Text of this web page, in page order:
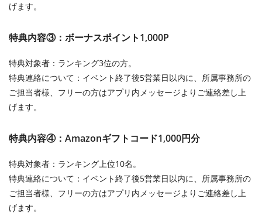
げます。
特典内容③：ボーナスポイント1,000P
特典対象者：ランキング3位の方。
特典連絡について：イベント終了後5営業日以内に、所属事務所の
ご担当者様、フリーの方はアプリ内メッセージよりご連絡差し上
げます。
特典内容④：Amazonギフトコード1,000円分
特典対象者：ランキング上位10名。
特典連絡について：イベント終了後5営業日以内に、所属事務所の
ご担当者様、フリーの方はアプリ内メッセージよりご連絡差し上
げます。